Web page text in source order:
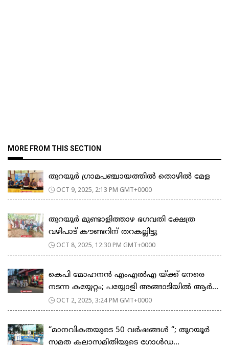
MORE FROM THIS SECTION
തുറയൂർ ഗ്രാമപഞ്ചായത്തിൽ തൊഴിൽ മേള
OCT 9, 2025, 2:13 PM GMT+0000
തുറയൂർ മുണ്ടാളിത്താഴ ഭഗവതി ക്ഷേത്ര
വഴിപാട് കൗണ്ടറിന് തറകല്ലിട്ടു
OCT 8, 2025, 12:30 PM GMT+0000
കെപി മോഹനൻ എംഎൽഎ യ്ക്ക് നേരെ
നടന്ന കയ്യേറ്റം; പയ്യോളി അങ്ങാടിയിൽ ആർ...
OCT 2, 2025, 3:24 PM GMT+0000
“മാനവികതയുടെ 50 വർഷങ്ങൾ “; തുറയൂർ
സമത കലാസമിതിയുടെ ഗോൾഡ...